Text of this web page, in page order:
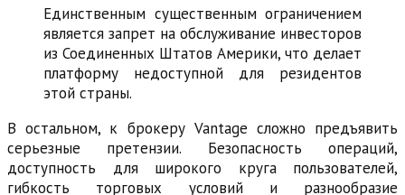
Единственным существенным ограничением
является запрет на обслуживание инвесторов
из Соединенных Штатов Америки, что делает
платформу недоступной для резидентов
этой страны.
В остальном, к брокеру Vantage сложно предъявить
серьезные претензии. Безопасность операций,
доступность для широкого круга пользователей,
гибкость торговых условий и разнообразие